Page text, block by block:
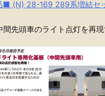
(N) 28-169 289系増結セ
間先頭車のライト点灯を再